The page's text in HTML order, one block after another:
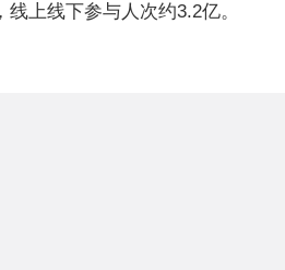
上线下参与人次约3.2亿。